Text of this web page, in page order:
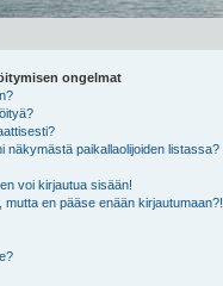
ongelmat
näkymästä paikallaolijoiden listassa?
voi kirjautua sisään!
en pääse enään kirjautumaan?!